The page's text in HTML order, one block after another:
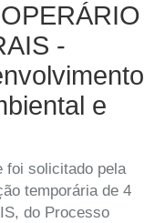
-
e
foi solicitado pela
temporária de 4
do Processo